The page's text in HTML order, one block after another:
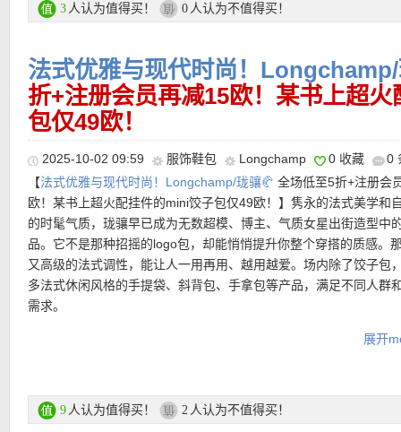
【Longchamp 半月包 3色可选，折后仅149欧！原价220欧！】
缀，安全感与品牌感并存。可肩背、腋下背，甚至自由更换肩带，
多。
直达购买链接见此
【Longchamp Épure Timeless翻盖包 折上再减30欧仅204欧！】
购买直达链接在此
3 人认为值得买！ 0 人认为不值得买！
法式优雅与现代时尚！
折+注册会员再减15欧！某书上超
包仅49欧！
2025-10-02 09:59 服饰鞋包 Longchamp 0 收藏
0
【法式优雅与现代时尚！Longchamp/珑骧🥐 全场低至5折+注册会
欧！某书上超火配挂件的mini饺子包仅49欧！】隽永的法式美学和
的时髦气质，珑骧早已成为无数超模、博主、气质女星出街造型中
品。它不是那种招摇的logo包，却能悄悄提升你整个穿搭的质感。
又高级的法式调性，能让人一用再用、越用越爱。场内除了饺子包
多法式休闲风格的手提袋、斜背包、手拿包等产品，满足不同人群
需求。
展开
9 人认为值得买！ 2 人认为不值得买！